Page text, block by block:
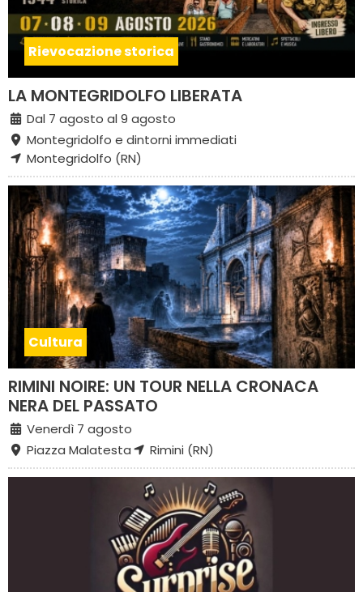
Rievocazione storica
LA MONTEGRIDOLFO LIBERATA
Dal 7 agosto al 9 agosto
Montegridolfo e dintorni immediati
Montegridolfo (RN)
Cultura
RIMINI NOIRE: UN TOUR NELLA CRONACA
NERA DEL PASSATO
Venerdì 7 agosto
Piazza Malatesta
Rimini (RN)